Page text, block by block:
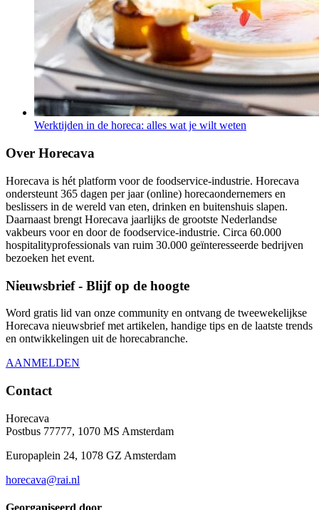
Werktijden in de horeca: alles wat je wilt weten
Over Horecava
Horecava is hét platform voor de foodservice-industrie. Horecava
ondersteunt 365 dagen per jaar (online) horecaondernemers en
beslissers in de wereld van eten, drinken en buitenshuis slapen.
Daarnaast brengt Horecava jaarlijks de grootste Nederlandse
vakbeurs voor en door de foodservice-industrie. Circa 60.000
hospitalityprofessionals van ruim 30.000 geïnteresseerde bedrijven
bezoeken het event.
Nieuwsbrief - Blijf op de hoogte
Word gratis lid van onze community en ontvang de tweewekelijkse
Horecava nieuwsbrief met artikelen, handige tips en de laatste trends
en ontwikkelingen uit de horecabranche.
AANMELDEN
Contact
Horecava
Postbus 77777, 1070 MS Amsterdam
Europaplein 24, 1078 GZ Amsterdam
horecava@rai.nl
Georganiseerd door